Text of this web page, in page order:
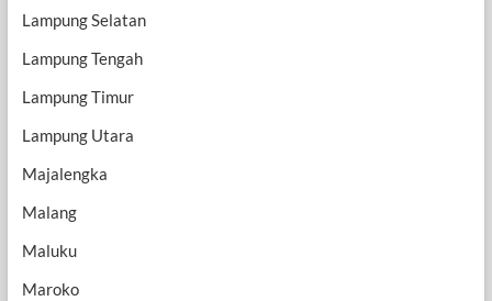
Lampung Selatan
Lampung Tengah
Lampung Timur
Lampung Utara
Majalengka
Malang
Maluku
Maroko